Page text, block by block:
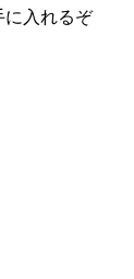
に入れるぞ